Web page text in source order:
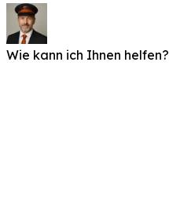
Wie kann ich Ihnen helfen?